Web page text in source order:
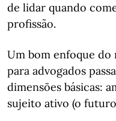
de lidar quando
profissão.
Um bom enfoque do
para advogados
dimensões básicas:
sujeito ativo (o